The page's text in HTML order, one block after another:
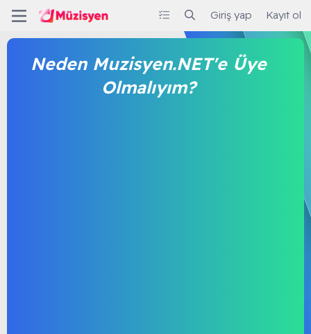
Giriş yap Kayıt ol
Neden Muzisyen.NET'e Üye
Olmalıyım?